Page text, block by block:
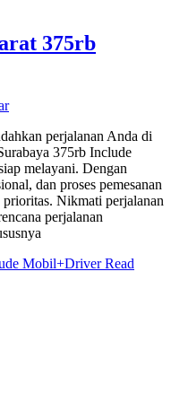
375rb
perjalanan Anda di
375rb Include
melayani. Dengan
dan proses pemesanan
Nikmati perjalanan
perjalanan
Mobil+DriverRead